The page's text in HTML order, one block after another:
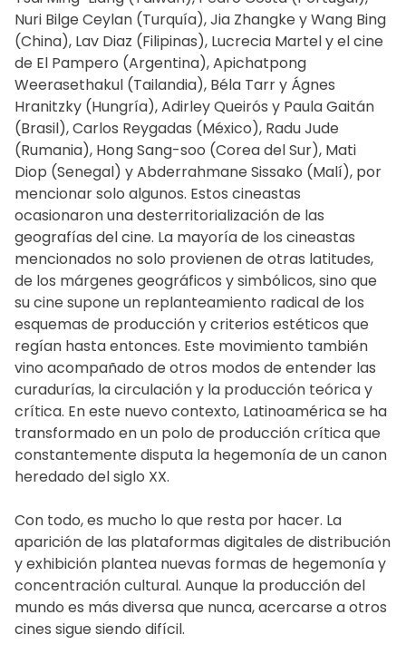
Nuri Bilge Ceylan (Turquía), Jia Zhangke y Wang Bing
(China), Lav Diaz (Filipinas), Lucrecia Martel y el cine
de El Pampero (Argentina), Apichatpong
Weerasethakul (Tailandia), Béla Tarr y Ágnes
Hranitzky (Hungría), Adirley Queirós y Paula Gaitán
(Brasil), Carlos Reygadas (México), Radu Jude
(Rumania), Hong Sang-soo (Corea del Sur), Mati
Diop (Senegal) y Abderrahmane Sissako (Malí), por
mencionar solo algunos. Estos cineastas
ocasionaron una desterritorialización de las
geografías del cine. La mayoría de los cineastas
mencionados no solo provienen de otras latitudes,
de los márgenes geográficos y simbólicos, sino que
su cine supone un replanteamiento radical de los
esquemas de producción y criterios estéticos que
regían hasta entonces. Este movimiento también
vino acompañado de otros modos de entender las
curadurías, la circulación y la producción teórica y
crítica. En este nuevo contexto, Latinoamérica se ha
transformado en un polo de producción crítica que
constantemente disputa la hegemonía de un canon
heredado del siglo XX.
Con todo, es mucho lo que resta por hacer. La
aparición de las plataformas digitales de distribución
y exhibición plantea nuevas formas de hegemonía y
concentración cultural. Aunque la producción del
mundo es más diversa que nunca, acercarse a otros
cines sigue siendo difícil.